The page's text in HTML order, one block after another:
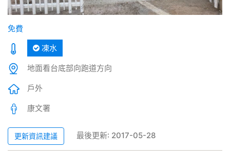
免費
凍水
地面看台底部向跑道方向
戶外
康文署
更新資訊建議 最後更新: 2017-05-28